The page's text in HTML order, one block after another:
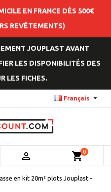
EN FRANCE DÈS 500€
REVÊTEMENTS)
JOUPLAST AVANT
LES DISPONIBILITÉS DES
LES FICHES.
Français 
 shopping_cart0
en kit 20m² plots Jouplast -